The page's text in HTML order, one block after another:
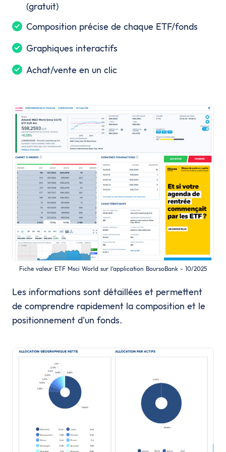
(gratuit)
Composition précise de chaque ETF/fonds
Graphiques interactifs
Achat/vente en un clic
Fiche valeur ETF Msci World sur l'application BoursoBank - 10/2025
Les informations sont détaillées et permettent
de comprendre rapidement la composition et le
positionnement d'un fonds.